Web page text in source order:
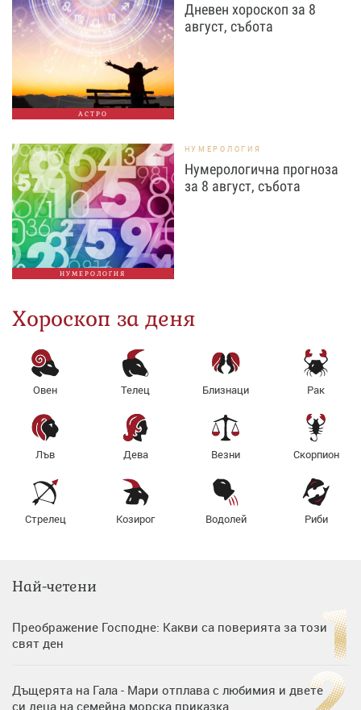
АСТРО
Дневен хороскоп за 8
август, събота
НУМЕРОЛОГИЯ
НУМЕРОЛОГИЯ
Нумерологична прогноза
за 8 август, събота
Хороскоп за деня
Овен Телец Близнаци Рак
Лъв Дева Везни Скорпион
Стрелец Козирог Водолей Риби
Най-четени
Преображение Господне: Какви са поверията за този
свят ден
Дъщерята на Гала - Мари отплава с любимия и двете
си деца на семейна морска приказка